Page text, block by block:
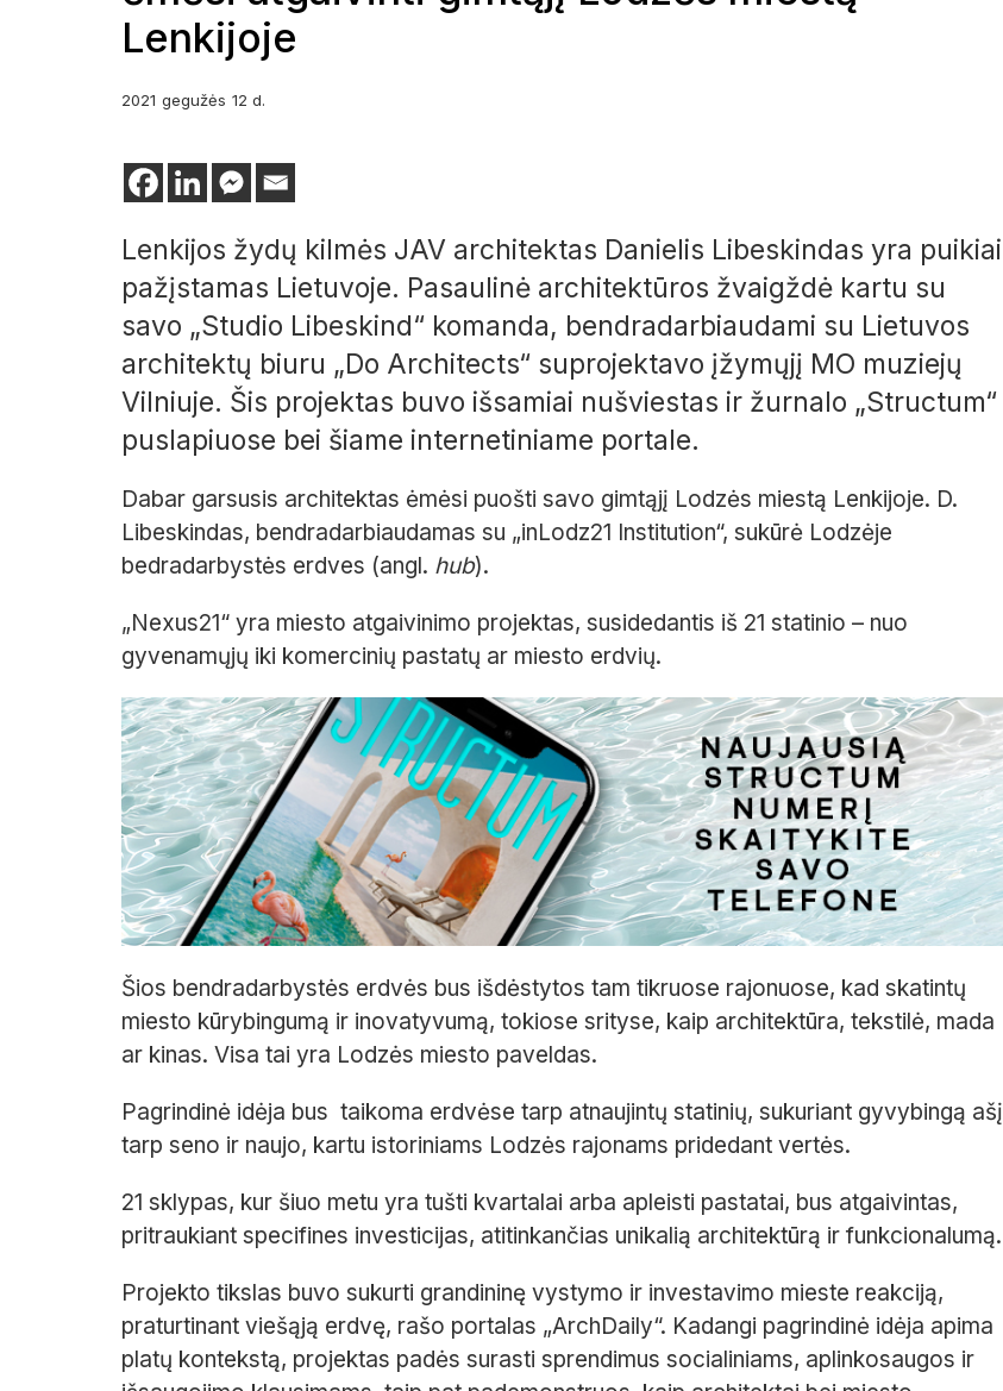
Lenkijoje
2021 gegužės 12 d.
Lenkijos žydų kilmės JAV architektas Danielis Libeskindas yra puikiai
pažįstamas Lietuvoje. Pasaulinė architektūros žvaigždė kartu su
savo „Studio Libeskind“ komanda, bendradarbiaudami su Lietuvos
architektų biuru „Do Architects“ suprojektavo įžymųjį MO muziejų
Vilniuje. Šis projektas buvo išsamiai nušviestas ir žurnalo „Structum“
puslapiuose bei šiame internetiniame portale.
Dabar garsusis architektas ėmėsi puošti savo gimtąjį Lodzės miestą Lenkijoje. D.
Libeskindas, bendradarbiaudamas su „inLodz21 Institution“, sukūrė Lodzėje
bedradarbystės erdves (angl. hub).
„Nexus21“ yra miesto atgaivinimo projektas, susidedantis iš 21 statinio – nuo
gyvenamųjų iki komercinių pastatų ar miesto erdvių.
Šios bendradarbystės erdvės bus išdėstytos tam tikruose rajonuose, kad skatintų
miesto kūrybingumą ir inovatyvumą, tokiose srityse, kaip architektūra, tekstilė, mada
ar kinas. Visa tai yra Lodzės miesto paveldas.
Pagrindinė idėja bus taikoma erdvėse tarp atnaujintų statinių, sukuriant gyvybingą ašį
tarp seno ir naujo, kartu istoriniams Lodzės rajonams pridedant vertės.
21 sklypas, kur šiuo metu yra tušti kvartalai arba apleisti pastatai, bus atgaivintas,
pritraukiant specifines investicijas, atitinkančias unikalią architektūrą ir funkcionalumą.
Projekto tikslas buvo sukurti grandininę vystymo ir investavimo mieste reakciją,
praturtinant viešąją erdvę, rašo portalas „ArchDaily“. Kadangi pagrindinė idėja apima
platų kontekstą, projektas padės surasti sprendimus socialiniams, aplinkosaugos ir